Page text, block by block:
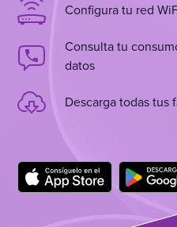
Configura tu red
Consulta tu
datos
Descarga todas tus